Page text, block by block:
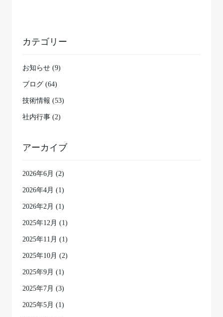
カテゴリー
お知らせ (9)
ブログ (64)
技術情報 (53)
社内行事 (2)
アーカイブ
2026年6月 (2)
2026年4月 (1)
2026年2月 (1)
2025年12月 (1)
2025年11月 (1)
2025年10月 (2)
2025年9月 (1)
2025年7月 (3)
2025年5月 (1)